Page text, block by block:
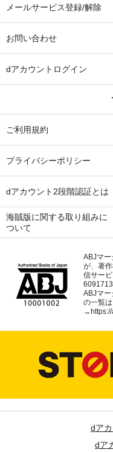
メールサービス登録/解除
お問い合わせ
dアカウントログイン
ご利用規約
プライバシーポリシー
dアカウント2段階認証とは
海賊版に関する取り組みに
ついて
ABJマ
が、著
信サー
6091713
ABJマ
の一覧
→
dア
dア